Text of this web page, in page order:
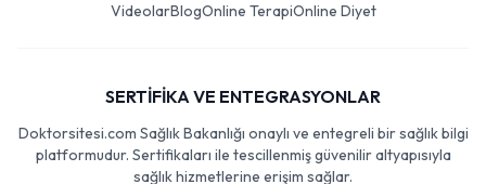
VideolarBlogOnline TerapiOnline Diyet
SERTİFİKA VE ENTEGRASYONLAR
Doktorsitesi.com Sağlık Bakanlığı onaylı ve entegreli bir sağlık bilgi
platformudur. Sertifikaları ile tescillenmiş güvenilir altyapısıyla
sağlık hizmetlerine erişim sağlar.